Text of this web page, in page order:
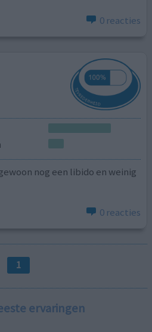
0 reacties
nog een libido en weinig
0 reacties
1
ervaringen